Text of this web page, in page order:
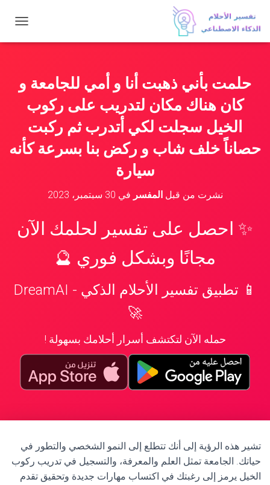
ب
ا
ل
حلمت بأني ذهبت أنا و أمي للجامعة و
كان هناك مكان لتدريب على ركوب
الخيل سجلت لكي أتدرب ثم ركبت
حصاناً خلف شاب و ركض بنا بسرعة كأنه
سيارة
نشرت من قبلالمفسر في 30 سبتمبر، 2023
✨ احصل على تفسير لحلمك الآن
مجانًا وبشكل فوري 🔮
📱 تطبيق تفسير الأحلام الذكي - DreamAI
🚀
حمله الآن لتكتشف أسرار أحلامك بسهولة !
تشير هذه الرؤية إلى أنك تتطلع إلى النمو الشخصي والتطور في
حياتك. الجامعة تمثل العلم والمعرفة، والتسجيل في تدريب ركوب
الخيل يرمز إلى رغبتك في اكتساب مهارات جديدة وتحقيق تقدم